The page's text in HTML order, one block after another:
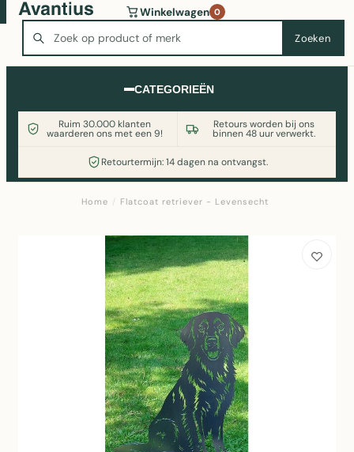
Zoeken
Winkelwagen 0
CATEGORIEËN
Ruim 30.000 klanten
waarderen ons met een 9!
Retours worden bij ons
binnen 48 uur verwerkt.
Retourtermijn: 14 dagen na ontvangst.
Wasmachine of koelkast nodig? Vergelijk alle prijzen op
Witgoedaanbod.nl
Home / Flatcoat retriever - Levensecht